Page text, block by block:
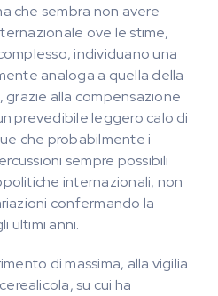
che sembra non avere
ove le stime,
individuano una
analoga a quella della
alla compensazione
prevedibile leggero calo di
che probabilmente i
sempre possibili
internazionali, non
confermando la
ultimi anni.
di massima, alla vigilia
su cui ha